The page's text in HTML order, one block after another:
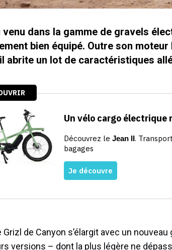
venu dans la gamme de gravels
bien équipé. Outre son
abrite un lot de caractéristiques
Grizl de Canyon s’élargit avec un
versions – dont la plus légère ne